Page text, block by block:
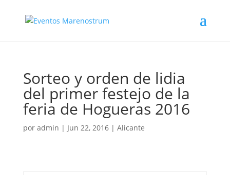
Sorteo y orden de lidia
del primer festejo de la
feria de Hogueras 2016
por admin | Jun 22, 2016| Alicante